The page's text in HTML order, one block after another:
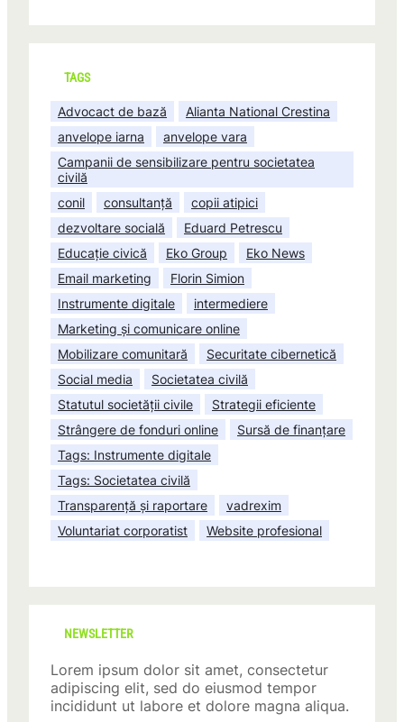
TAGS
Advocact de bază
Alianta National Crestina
anvelope iarna
anvelope vara
Campanii de sensibilizare pentru societatea
civilă
conil
consultanță
copii atipici
dezvoltare socială
Eduard Petrescu
Educație civică
Eko Group
Eko News
Email marketing
Florin Simion
Instrumente digitale
intermediere
Marketing și comunicare online
Mobilizare comunitară
Securitate cibernetică
Social media
Societatea civilă
Statutul societății civile
Strategii eficiente
Strângere de fonduri online
Sursă de finanțare
Tags: Instrumente digitale
Tags: Societatea civilă
Transparență și raportare
vadrexim
Voluntariat corporatist
Website profesional
NEWSLETTER
Lorem ipsum dolor sit amet, consectetur
adipiscing elit, sed do eiusmod tempor
incididunt ut labore et dolore magna aliqua.